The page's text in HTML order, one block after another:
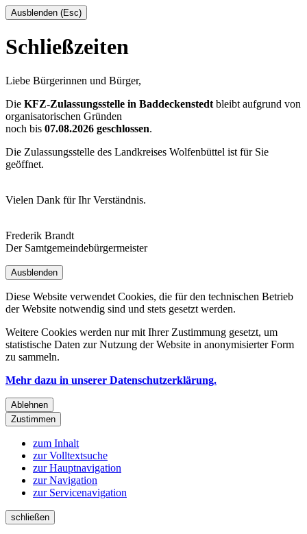
Ausblenden (Esc)
Schließzeiten
Liebe Bürgerinnen und Bürger,
Die KFZ-Zulassungsstelle in Baddeckenstedt bleibt aufgrund von
organisatorischen Gründen
noch bis 07.08.2026 geschlossen.
Die Zulassungsstelle des Landkreises Wolfenbüttel ist für Sie
geöffnet.
Vielen Dank für Ihr Verständnis.
Frederik Brandt
Der Samtgemeindebürgermeister
Ausblenden
Diese Website verwendet Cookies, die für den technischen Betrieb
der Website notwendig sind und stets gesetzt werden.
Weitere Cookies werden nur mit Ihrer Zustimmung gesetzt, um
statistische Daten zur Nutzung der Website in anonymisierter Form
zu sammeln.
Mehr dazu in unserer Datenschutzerklärung.
Ablehnen
Zustimmen
zum Inhalt
zur Volltextsuche
zur Hauptnavigation
zur Navigation
zur Servicenavigation
schließen